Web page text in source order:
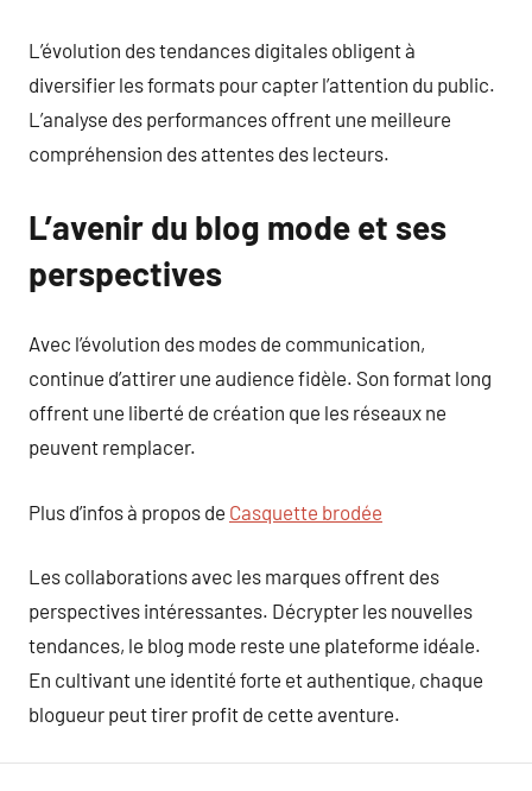
L’évolution des tendances digitales obligent à
diversifier les formats pour capter l’attention du public.
L’analyse des performances offrent une meilleure
compréhension des attentes des lecteurs.
L’avenir du blog mode et ses
perspectives
Avec l’évolution des modes de communication,
continue d’attirer une audience fidèle. Son format long
offrent une liberté de création que les réseaux ne
peuvent remplacer.
Plus d’infos à propos de Casquette brodée
Les collaborations avec les marques offrent des
perspectives intéressantes. Décrypter les nouvelles
tendances, le blog mode reste une plateforme idéale.
En cultivant une identité forte et authentique, chaque
blogueur peut tirer profit de cette aventure.